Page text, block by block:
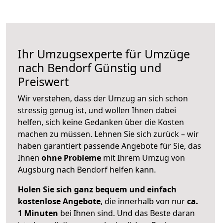
Ihr Umzugsexperte für Umzüge
nach BendorfGünstig und
Preiswert
Wir verstehen, dass der Umzug an sich schon
stressig genug ist, und wollen Ihnen dabei
helfen, sich keine Gedanken über die Kosten
machen zu müssen. Lehnen Sie sich zurück – wir
haben garantiert passende Angebote für Sie, das
Ihnen ohne Probleme mit Ihrem Umzug von
Augsburg nach Bendorf helfen kann.
Holen Sie sich ganz bequem und einfach
kostenlose Angebote, die innerhalb von nurca.
1 Minuten bei Ihnen sind. Und das Beste daran